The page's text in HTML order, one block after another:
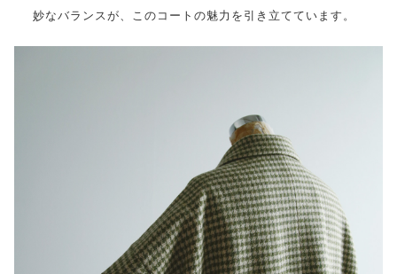
妙なバランスが、このコートの魅力を引き立てています。